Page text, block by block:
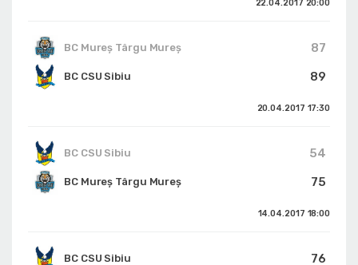
22.04.2017 20:00
BC Mureș Târgu Mureș
87
89
BC CSU Sibiu
20.04.2017 17:30
BC CSU Sibiu
54
75
BC Mureș Târgu Mureș
14.04.2017 18:00
BC CSU Sibiu
76